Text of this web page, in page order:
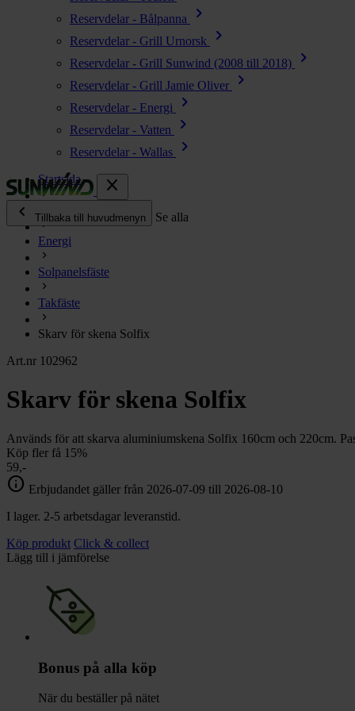
Reservdelar - Bålpanna chevron_right
Reservdelar - Grill Urnorsk chevron_right
Reservdelar - Grill Sunwind (2008 till 2018) chevron_right
Reservdelar - Grill Jamie Oliver chevron_right
Reservdelar - Energi chevron_right
Reservdelar - Vatten chevron_right
Reservdelar - Wallas
chevron_right
close
chevron_left
Tillbaka till huvudmenyn Se alla
Energi
Kök & Gasol chevron_right
Värme chevron_right
Vatten chevron_right
Toalett
Grill & Fritid
Lacanche
Startsida
Energi
Solpanelsfäste
Takfäste
Skarv för skena Solfix
Art.nr 102962
Skarv för skena Solfix
Används för att skarva aluminiumskena Solfix 160cm och 220cm.
Köp fler få 15%
59,-
info Erbjudandet gäller från 2026-07-09 till 2026-08-10
I lager. 2-5 arbetsdagar leveranstid.
Köp produkt Click & collect
Lägg till i jämförelse
Bonus på alla köp
När du beställer på nätet